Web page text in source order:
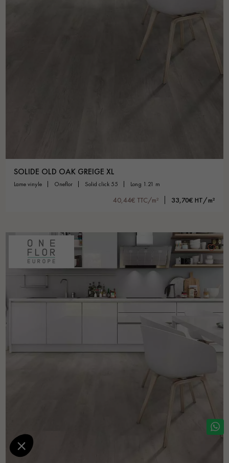
SOLIDE OLD OAK GREIGE XL
lame vinyle oneflor solid click 55 long 1.21 m
40,44€ TTC/m² 33,70€ HT/m²